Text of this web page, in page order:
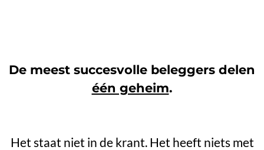
De meest succesvolle beleggers delen
één geheim.
Het staat niet in de krant. Het heeft niets met